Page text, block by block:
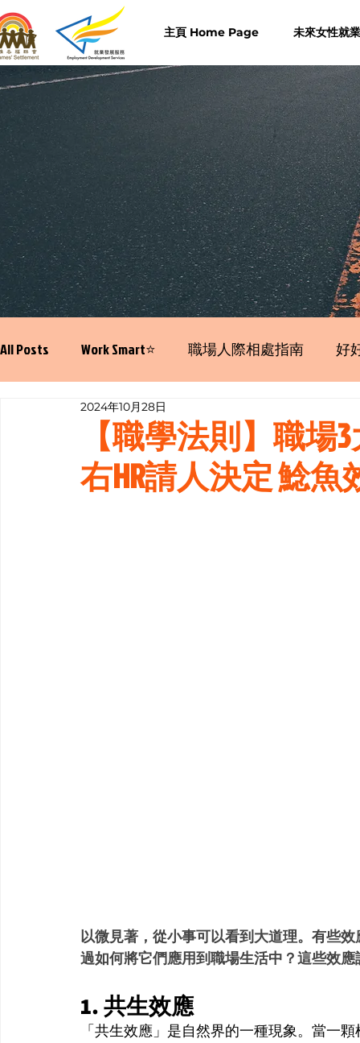
主頁 Home Page 未來女性就
All Posts Work Smart⭐️ 職場人際相處指南 好
寫履歷表嘅技巧📝【職學法則】職
右HR請人決定 鯰
2024年10月28日
以微見著，從小事可以看到大道理。有些
過如何將它們應用到職場生活中？這些效
1. 共生效應
「共生效應」是自然界的一種現象。當一